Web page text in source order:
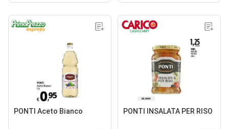
PONTI Aceto Bianco PONTI INSALATA PER RISO